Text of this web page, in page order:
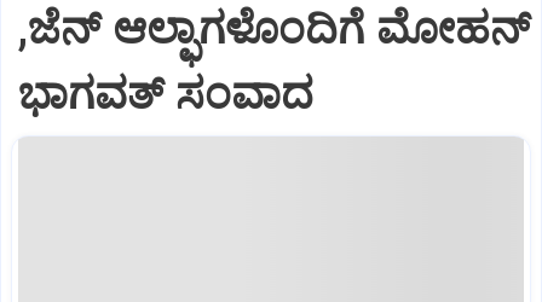
,ಜೆನ್‌ ಆಲ್ಫಾಗಳೊಂದಿಗೆ ಮೋಹನ್‌
ಭಾಗವತ್‌ ಸಂವಾದ